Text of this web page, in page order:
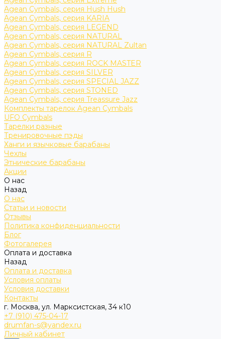
Agean Cymbals, серия Hush Hush
Agean Cymbals, серия KARIA
Agean Cymbals, серия LEGEND
Agean Cymbals, серия NATURAL
Agean Cymbals, серия NATURAL Zultan
Agean Cymbals, серия R
Agean Cymbals, серия ROCK MASTER
Agean Cymbals, серия SILVER
Agean Cymbals, серия SPECIAL JAZZ
Agean Cymbals, серия STONED
Agean Cymbals, серия Treassure Jazz
Комплекты тарелок Agean Cymbals
UFO Cymbals
Тарелки разные
Тренировочные пэды
Ханги и язычковые барабаны
Чехлы
Этнические барабаны
Акции
О нас
Назад
О нас
Статьи и новости
Отзывы
Политика конфиденциальности
Блог
Фотогалерея
Оплата и доставка
Назад
Оплата и доставка
Условия оплаты
Условия доставки
Контакты
г. Москва, ул. Марксистская, 34 к10
+7 (910) 475-04-17
drumfan-s@yandex.ru
Личный кабинет